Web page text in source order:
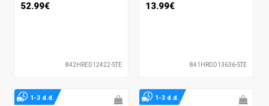
52.99€
842HRED12422-STE
13.99€
841HRDD13636-STE
1-3 d.d. 1-3 d.d.